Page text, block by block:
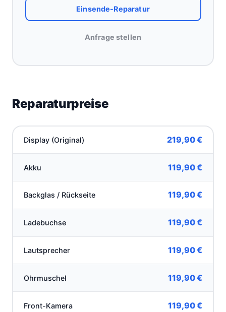
Einsende-Reparatur
Anfrage stellen
Reparaturpreise
Display (Original) 219,90 €
Akku 119,90 €
Backglas / Rückseite 119,90 €
Ladebuchse 119,90 €
Lautsprecher 119,90 €
Ohrmuschel 119,90 €
Front-Kamera 119,90 €